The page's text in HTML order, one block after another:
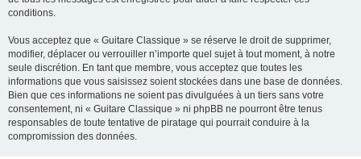
conditions.
Vous acceptez que « Guitare Classique » se réserve le droit de supprimer,
modifier, déplacer ou verrouiller n’importe quel sujet à tout moment, à notre
seule discrétion. En tant que membre, vous acceptez que toutes les
informations que vous saisissez soient stockées dans une base de données.
Bien que ces informations ne soient pas divulguées à un tiers sans votre
consentement, ni « Guitare Classique » ni phpBB ne pourront être tenus
responsables de toute tentative de piratage qui pourrait conduire à la
compromission des données.